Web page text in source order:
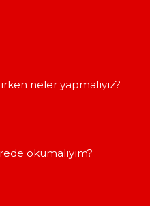
neler yapmalıyız?
okumalıyım?